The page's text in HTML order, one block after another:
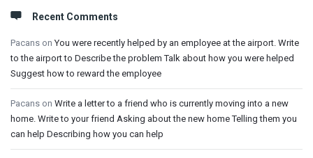
Recent Comments
Pacans onYou were recently helped by an employee at the airport. Write
to the airport to Describe the problem Talk about how you were helped
Suggest how to reward the employee
Pacans on Write a letter to a friend who is currently moving into a new
home. Write to your friend Asking about the new home Telling them you
can help Describing how you can help